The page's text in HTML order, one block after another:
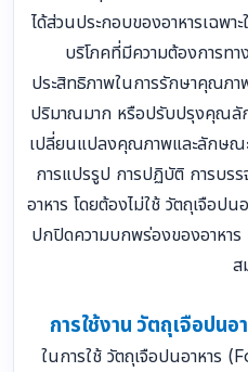
ได้ส่วนประกอบของอาหารเฉพ
บริโภคที่มีความต้องการทา
ประสิทธิภาพในการรักษาคุณภ
ปริมาณมาก หรือปรับปรุงคุณลั
เปลี่ยนแปลงคุณภาพและลักษณ
การแปรรูป การปฏิบัติ การบร
อาหาร โดยต้องไม่ใช้ วัตถุเจือป
ปกปิดความบกพร่องของอาหาร
ส
การใช้งาน วัตถุเจือปน
ในการใช้ วัตถุเจือปนอาหาร